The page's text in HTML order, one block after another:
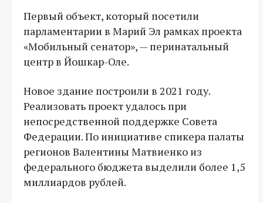
Первый объект, который посетили
парламентарии в Марий Эл рамках проекта
«Мобильный сенатор», — перинатальный
центр в Йошкар-Оле.
Новое здание построили в 2021 году.
Реализовать проект удалось при
непосредственной поддержке Совета
Федерации. По инициативе спикера палаты
регионов Валентины Матвиенко из
федерального бюджета выделили более 1,5
миллиардов рублей.